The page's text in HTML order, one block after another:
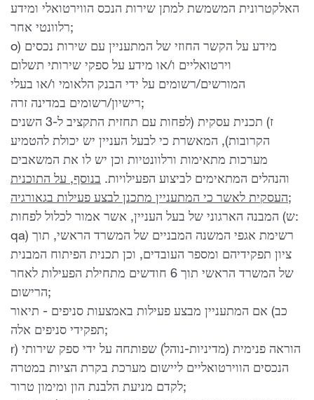
האלקטרונית המשמשת למתן שירות הנכס הווירטואלי ומידע
רלוונטי אחר;
o) מידע על הקשר החוזי של המתעניין עם שירות נכסים
וירטואליים ו/או מידע על ספקי שירותי תשלום
המורשים/רשומים על ידי הבנק הלאומי ו/או בעלי
רישיון/רשומים במדינה זרה;
ז) תכנית עסקית (לפחות עם תחזית התקציב ל-3 השנים
הקרובות), המאשרת כי לבעל העניין יש יכולת להטמיע
מערכות מתאימות ורלוונטיות וכן יש לו את המשאבים
והנהלים המתאימים לביצוע הפעילויות. בנוסף, על התוכנית
העסקית לאשר כי המתעניין מתכנן לבצע פעילות בגאורגיה;
ש) המבנה הארגוני של בעל העניין, אשר אמור לכלול לפחות:
qa) רשימת אגפי המשנה המבניים של המשרד הראשי, תוך
ציון תפקידיהם ומספר העובדים, וכן תכנית הפיתוח המבנית
של המשרד הראשי תוך 6 חודשים מתחילת הפעילות לאחר
הרישום;
כב) אם המתעניין מבצע פעילות באמצעות סניפים - תיאור
תפקידי סניפים אלה;
r) הוראה פנימית (מדיניות-נוהל) שפותחה על ידי ספק שירותי
הנכסים הווירטואליים ליישום מערכת בקרת הציות במטרה
לקדם מניעת הלבנת הון ומימון טרור;